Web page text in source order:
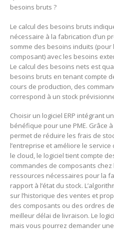
besoins bruts ?
Le calcul des besoins bruts
nécessaire à la fabrication d’un
somme des besoins induits (pour
composant) avec les besoins
Le calcul des besoins nets est
besoins bruts en tenant compte
cours de production, des
correspond à un stock
Choisir un logiciel ERP intégrant
bénéfique pour une PME. Grâce
permet de réduire les frais de
l’entreprise et améliore le service
le cloud, le logiciel tient compte
commandes de composants
ressources nécessaires pour la
rapport à l’état du stock.
sur l’historique des ventes et
des composants ou des ordres
meilleur délai de livraison. Le
mais vous pourrez demander une